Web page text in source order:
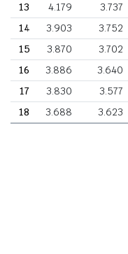
13
4.179 3.737
14
3.903 3.752
15
3.870 3.702
16
3.886 3.640
17
3.830 3.577
18
3.688 3.623